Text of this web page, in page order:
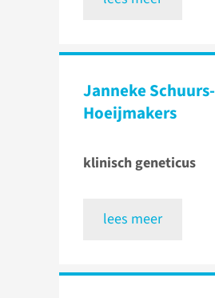
Janneke Schuurs-
Hoeijmakers
klinisch geneticus
lees meer